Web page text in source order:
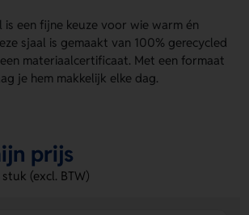
is een fijne keuze voor wie warm én
sjaal is gemaakt van 100% gerecycled
materiaalcertificaat. Met een formaat
je hem makkelijk elke dag.
een logo, naam of eigen
en stijlvol. Bestel of vraag een prijs op.
de 100% Rpet Sjaal
prijs
(excl. BTW)